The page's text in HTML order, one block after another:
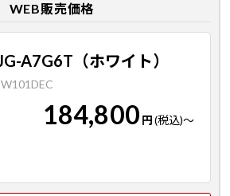
WEB販売価格
A7G6T（ホワイト）
184,800 円(税込)～